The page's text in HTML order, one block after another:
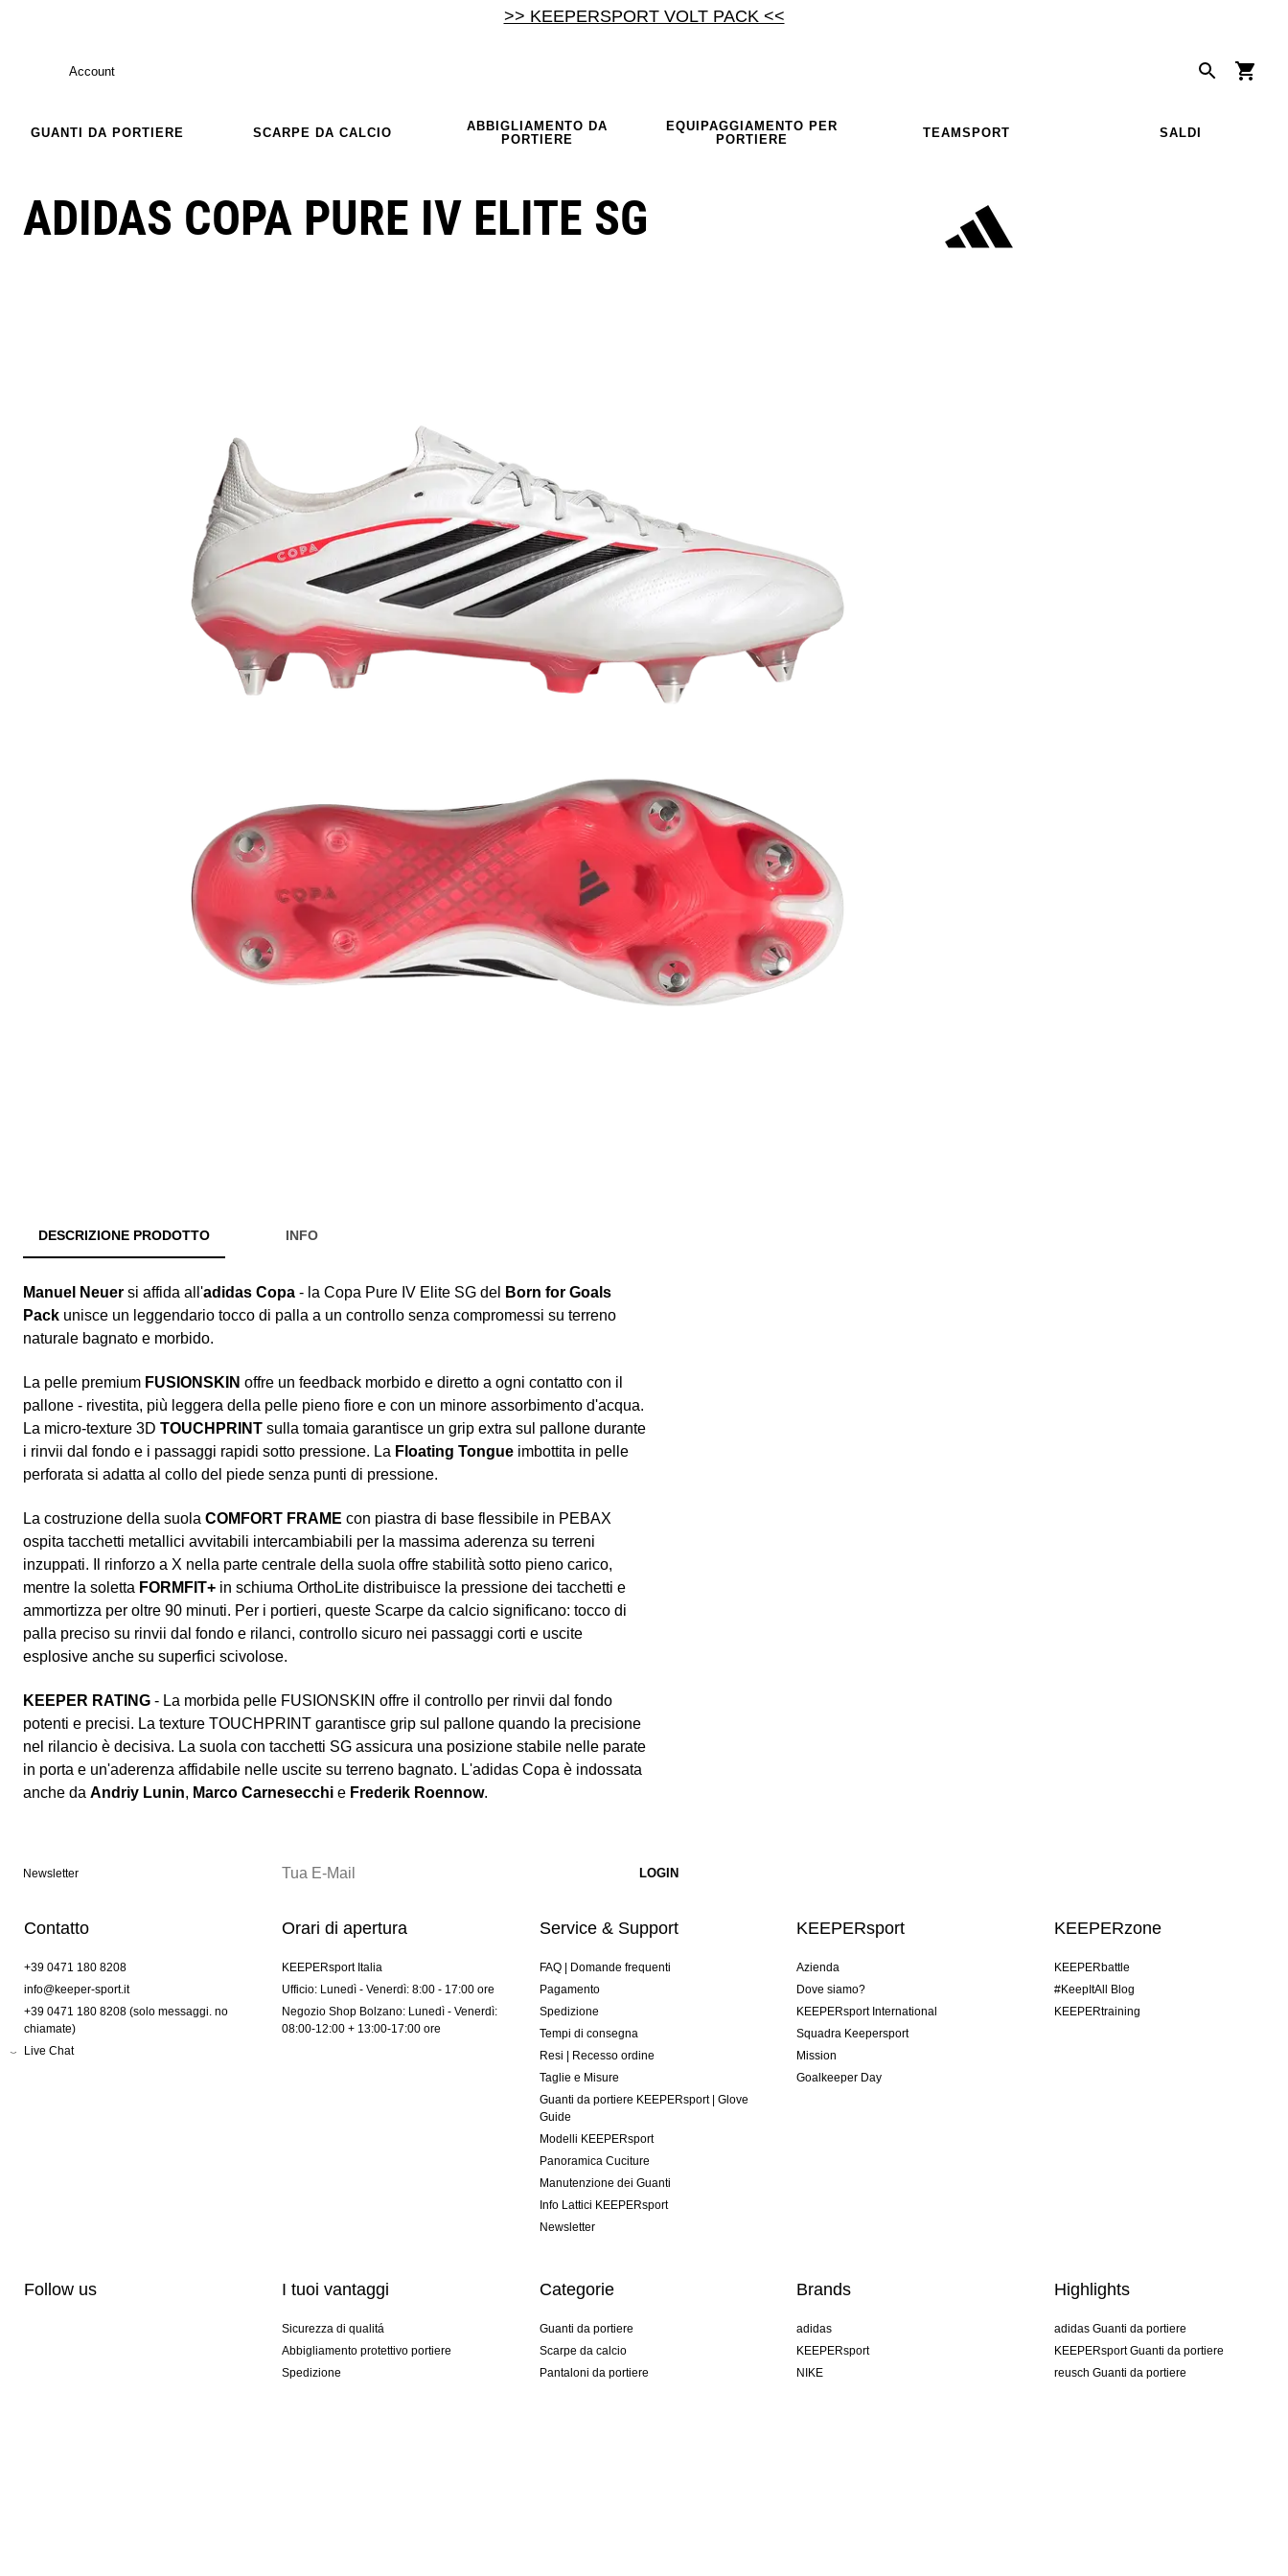
>> KEEPERSPORT VOLT PACK <<
Account
GUANTI DA PORTIERE SCARPE DA CALCIO
ABBIGLIAMENTO DA
PORTIERE
EQUIPAGGIAMENTO PER
PORTIERE
TEAMSPORT SALDI
ADIDAS COPA PURE IV ELITE SG
DESCRIZIONE PRODOTTO INFO
Manuel Neuer si affida all'adidas Copa - la Copa Pure IV Elite SG del
Born for Goals
Pack unisce un leggendario tocco di palla a un controllo senza compromessi su terreno
naturale bagnato e morbido.
La pelle premium FUSIONSKIN offre un feedback morbido e diretto a ogni contatto con il
pallone - rivestita, più leggera della pelle pieno fiore e con un minore assorbimento d'acqua.
La micro-texture 3D TOUCHPRINT sulla tomaia garantisce un grip extra sul pallone durante
i rinvii dal fondo e i passaggi rapidi sotto pressione. La Floating Tongue imbottita in pelle
perforata si adatta al collo del piede senza punti di pressione.
La costruzione della suola COMFORT FRAME con piastra di base flessibile in PEBAX
ospita tacchetti metallici avvitabili intercambiabili per la massima aderenza su terreni
inzuppati. Il rinforzo a X nella parte centrale della suola offre stabilità sotto pieno carico,
mentre la soletta FORMFIT+ in schiuma OrthoLite distribuisce la pressione dei tacchetti e
ammortizza per oltre 90 minuti. Per i portieri, queste Scarpe da calcio significano: tocco di
palla preciso su rinvii dal fondo e rilanci, controllo sicuro nei passaggi corti e uscite
esplosive anche su superfici scivolose.
KEEPER RATING - La morbida pelle FUSIONSKIN offre il controllo per rinvii dal fondo
potenti e precisi. La texture TOUCHPRINT garantisce grip sul pallone quando la precisione
nel rilancio è decisiva. La suola con tacchetti SG assicura una posizione stabile nelle parate
in porta e un'aderenza affidabile nelle uscite su terreno bagnato. L'adidas Copa è indossata
anche da Andriy Lunin, Marco Carnesecchi e Frederik Roennow.
Newsletter
Contatto
+39 0471 180 8208
info@keeper-sport.it
+39 0471 180 8208 (solo messaggi. no
chiamate)
Live Chat
Orari di apertura
KEEPERsport Italia
Ufficio: Lunedì - Venerdì: 8:00 - 17:00 ore
Negozio Shop Bolzano: Lunedì - Venerdì:
08:00-12:00 + 13:00-17:00 ore
Service & Support
FAQ | Domande frequenti
Pagamento
Spedizione
Tempi di consegna
Resi | Recesso ordine
Taglie e Misure
Guanti da portiere KEEPERsport | Glove
Guide
Modelli KEEPERsport
Panoramica Cuciture
Manutenzione dei Guanti
Info Lattici KEEPERsport
Newsletter
KEEPERsport
Azienda
Dove siamo?
KEEPERsport International
Squadra Keepersport
Mission
Goalkeeper Day
KEEPERzone
KEEPERbattle
#KeepItAll Blog
KEEPERtraining
Follow us I tuoi vantaggi
Sicurezza di qualitá
Abbigliamento protettivo portiere
Spedizione
Categorie
Guanti da portiere
Scarpe da calcio
Pantaloni da portiere
Brands
adidas
KEEPERsport
NIKE
Highlights
adidas Guanti da portiere
KEEPERsport Guanti da portiere
reusch Guanti da portiere